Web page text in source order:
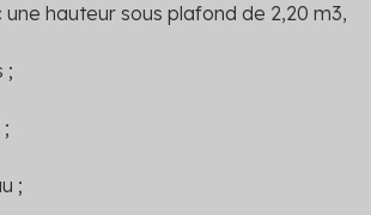
une hauteur sous plafond de 2,20 m3,
;
;